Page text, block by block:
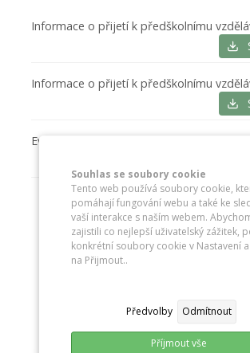
Souhlas se soubory cookie
Tento web používá soubory cookie,
pomáhají fungování webu a také ke
vaší interakce s naším webem.
zajistili co nejlepší uživatelský zážitek,
konkrétní soubory cookie v Nastavení
na Přijmout..
Předvolby Odmítnout
Příjmout vše
Informace o přijetí k předškolnímu
Informace o přijetí k předškolnímu
Evidenční list dítěte